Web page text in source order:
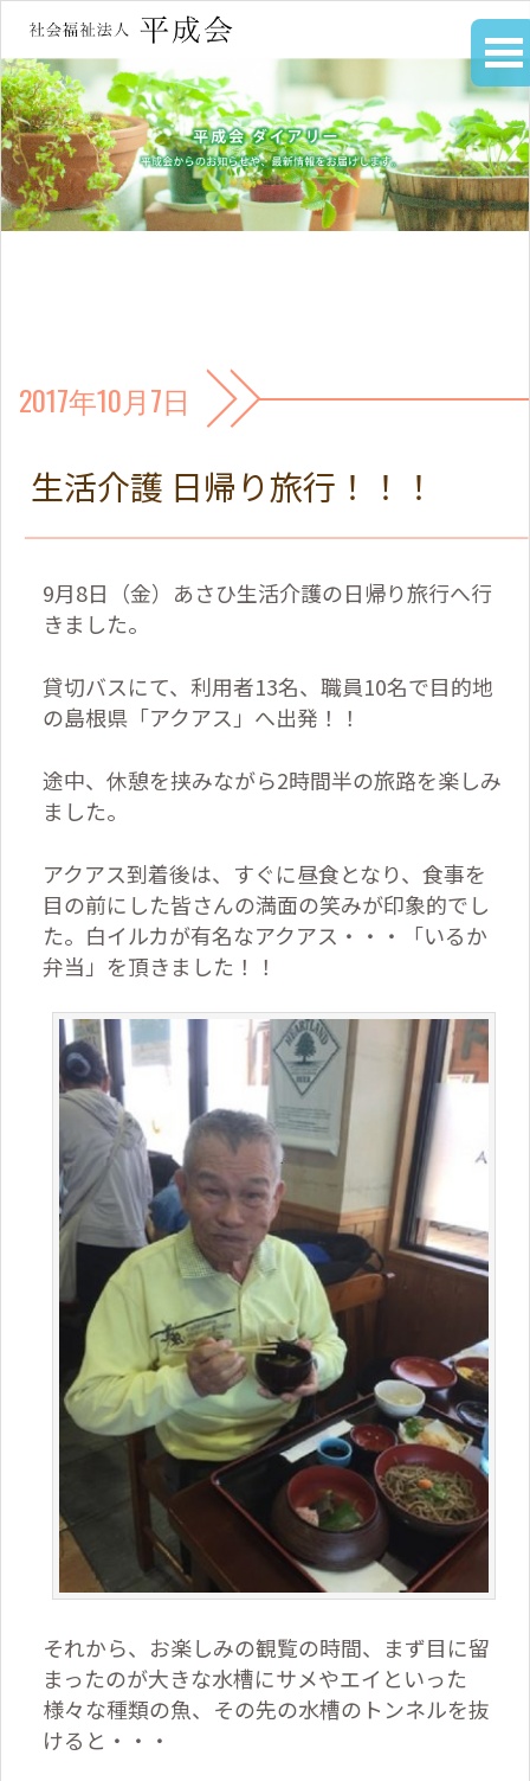
2017年10月7日
生活介護 日帰り旅行！！！
9月8日（金）あさひ生活介護の日帰り旅行へ行
きました。
貸切バスにて、利用者13名、職員10名で目的地
の島根県「アクアス」へ出発！！
途中、休憩を挟みながら2時間半の旅路を楽しみ
ました。
アクアス到着後は、すぐに昼食となり、食事を
目の前にした皆さんの満面の笑みが印象的でし
た。白イルカが有名なアクアス・・・「いるか
弁当」を頂きました！！
それから、お楽しみの観覧の時間、まず目に留
まったのが大きな水槽にサメやエイといった
様々な種類の魚、その先の水槽のトンネルを抜
けると・・・